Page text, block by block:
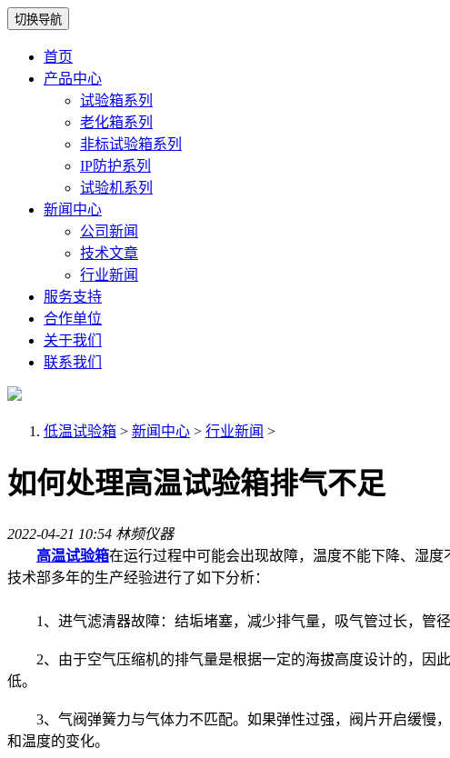
切换导航
首页
产品中心
试验箱系列
老化箱系列
非标试验箱系列
IP防护系列
试验机系列
新闻中心
公司新闻
技术文章
行业新闻
服务支持
合作单位
关于我们
联系我们
低温试验箱 > 新闻中心 > 行业新闻 >
如何处理高温试验箱排气不足
2022-04-21 10:54 林频仪器
高温试验箱在运行过程中可能会出现故障，温度不能下降、湿
技术部多年的生产经验进行了如下分析：
1、进气滤清器故障：结垢堵塞，减少排气量，吸气管过长，管径
2、由于空气压缩机的排气量是根据一定的海拔高度设计的，因
低。
3、气阀弹簧力与气体力不匹配。如果弹性过强，阀片开启缓慢
和温度的变化。